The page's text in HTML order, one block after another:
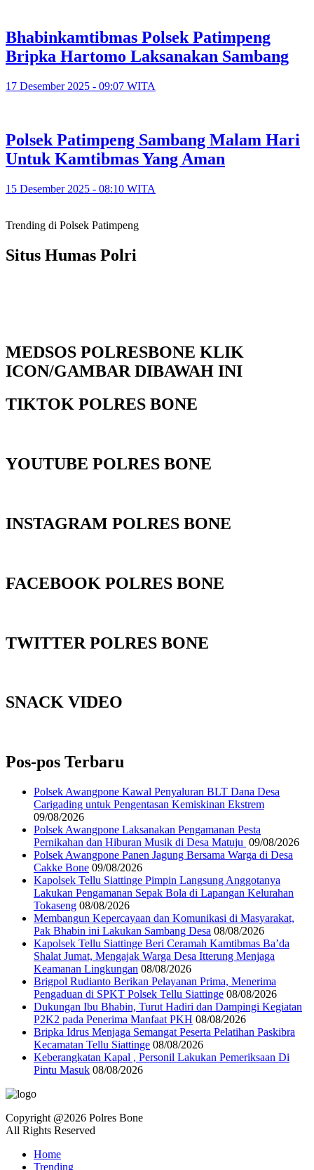
Bhabinkamtibmas Polsek Patimpeng
Bripka Hartomo Laksanakan Sambang
17 Desember 2025 - 09:07 WITA
Polsek Patimpeng Sambang Malam Hari
Untuk Kamtibmas Yang Aman
15 Desember 2025 - 08:10 WITA
Trending di Polsek Patimpeng
Situs Humas Polri
MEDSOS POLRESBONE KLIK
ICON/GAMBAR DIBAWAH INI
TIKTOK POLRES BONE
YOUTUBE POLRES BONE
INSTAGRAM POLRES BONE
FACEBOOK POLRES BONE
TWITTER POLRES BONE
SNACK VIDEO
Pos-pos Terbaru
‎Polsek Awangpone Kawal Penyaluran BLT Dana Desa
Carigading untuk Pengentasan Kemiskinan Ekstrem
09/08/2026
‎Polsek Awangpone Laksanakan Pengamanan Pesta
Pernikahan dan Hiburan Musik di Desa Matuju ‎ 09/08/2026
Polsek Awangpone Panen Jagung Bersama Warga di Desa
Cakke Bone 09/08/2026
Kapolsek Tellu Siattinge Pimpin Langsung Anggotanya
Lakukan Pengamanan Sepak Bola di Lapangan Kelurahan
Tokaseng 08/08/2026
Membangun Kepercayaan dan Komunikasi di Masyarakat,
Pak Bhabin ini Lakukan Sambang Desa 08/08/2026
Kapolsek Tellu Siattinge Beri Ceramah Kamtibmas Ba’da
Shalat Jumat, Mengajak Warga Desa Itterung Menjaga
Keamanan Lingkungan 08/08/2026
Brigpol Rudianto Berikan Pelayanan Prima, Menerima
Pengaduan di SPKT Polsek Tellu Siattinge 08/08/2026
Dukungan Ibu Bhabin, Turut Hadiri dan Dampingi Kegiatan
P2K2 pada Penerima Manfaat PKH 08/08/2026
Bripka Idrus Menjaga Semangat Peserta Pelatihan Paskibra
Kecamatan Tellu Siattinge 08/08/2026
Keberangkatan Kapal , Personil Lakukan Pemeriksaan Di
Pintu Masuk 08/08/2026
Copyright @2026 Polres Bone
All Rights Reserved
Home
Trending